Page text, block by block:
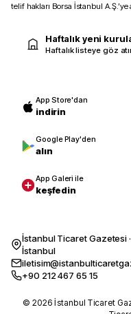
telif hakları Borsa İstanbul A.Ş.’ye
Haftalık yeni
Haftalık listeye göz
App Store'dan
indirin
Google Play'den
alın
App Galeri ile
keşfedin
İstanbul Ticaret Gazetesi
İstanbul
+90 212 467 65 15
© 2026 İstanbul Ticaret